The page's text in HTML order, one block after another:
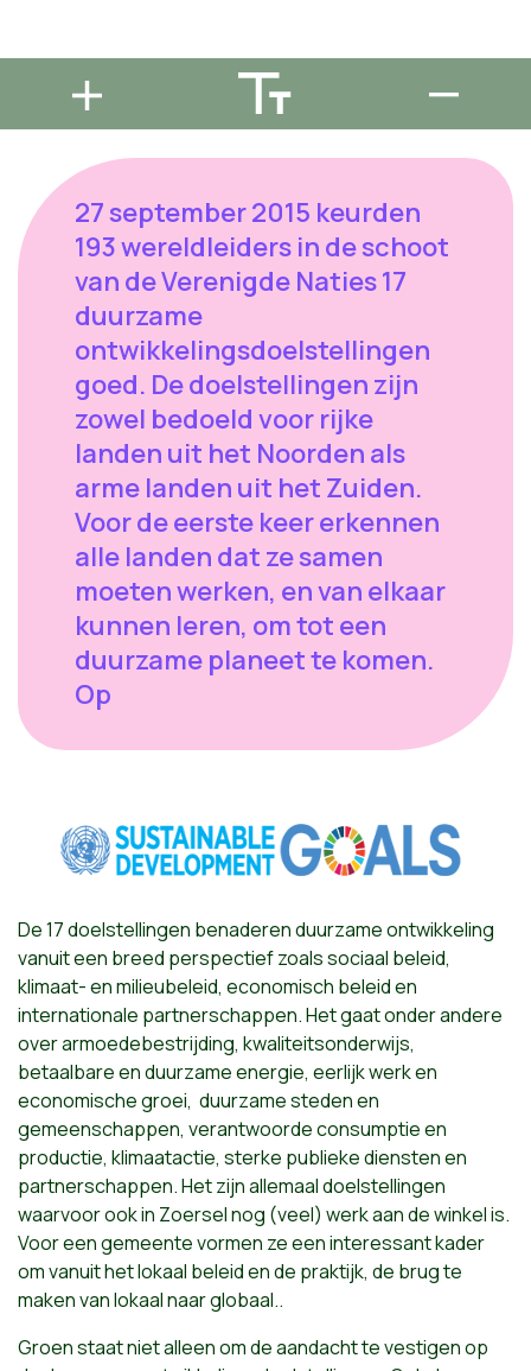
27 september 2015 keurden
193 wereldleiders in de schoot
van de Verenigde Naties 17
duurzame
ontwikkelingsdoelstellingen
goed. De doelstellingen zijn
zowel bedoeld voor rijke
landen uit het Noorden als
arme landen uit het Zuiden.
Voor de eerste keer erkennen
alle landen dat ze samen
moeten werken, en van elkaar
kunnen leren, om tot een
duurzame planeet te komen.
Op
De 17 doelstellingen benaderen duurzame ontwikkeling
vanuit een breed perspectief zoals sociaal beleid,
klimaat- en milieubeleid, economisch beleid en
internationale partnerschappen. Het gaat onder andere
over armoedebestrijding, kwaliteitsonderwijs,
betaalbare en duurzame energie, eerlijk werk en
economische groei, duurzame steden en
gemeenschappen, verantwoorde consumptie en
productie, klimaatactie, sterke publieke diensten en
partnerschappen. Het zijn allemaal doelstellingen
waarvoor ook in Zoersel nog (veel) werk aan de winkel is.
Voor een gemeente vormen ze een interessant kader
om vanuit het lokaal beleid en de praktijk, de brug te
maken van lokaal naar globaal..
Groenstaat niet alleen om de aandacht te vestigenop